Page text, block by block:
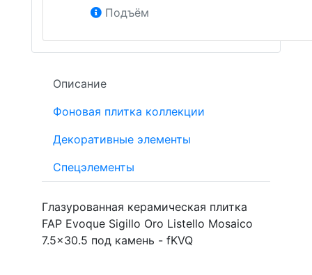
Подъём
Описание
Фоновая плитка коллекции
Декоративные элементы
Спецэлементы
Глазурованная керамическая плитка
FAP Evoque Sigillo Oro Listello Mosaico
7.5x30.5 под камень - fKVQ